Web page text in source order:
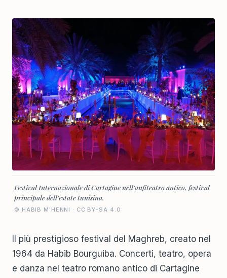
Festival Internazionale di Cartagine nell'anfiteatro antico, festival
principale dell'estate tunisina.
© HABIB M'HENNI · CC BY-SA 4.0
Il più prestigioso festival del Maghreb, creato nel
1964 da Habib Bourguiba. Concerti, teatro, opera
e danza nel teatro romano antico di Cartagine